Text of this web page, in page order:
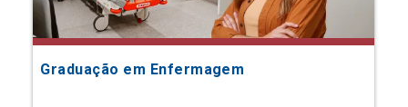
Graduação em Enfermagem